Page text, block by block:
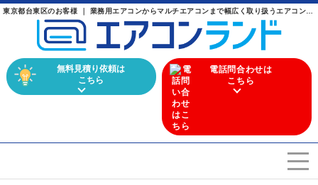
無料見積り依頼は
こちら
電話問合わせは
こちら